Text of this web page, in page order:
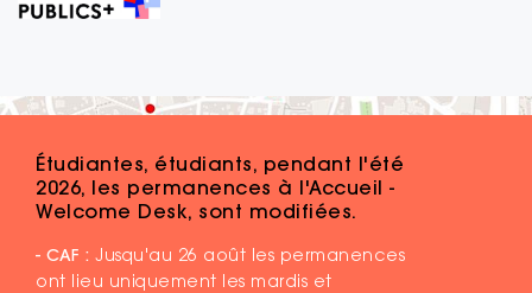
Étudiantes, étudiants, pendant l'été
2026, les permanences à l'Accueil -
Welcome Desk, sont modifiées.
- CAF : Jusqu'au 26 août les permanences
ont lieu uniquement les mardis et